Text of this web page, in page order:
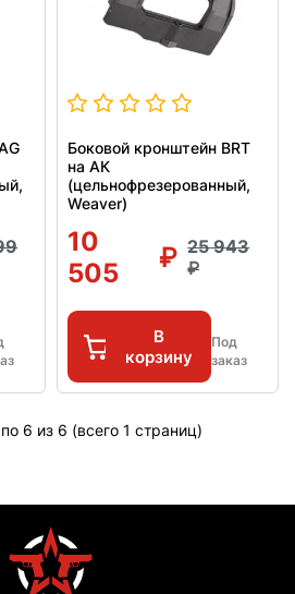
Боковой кронштейн BRT
на АК
(цельнофрезерованный,
Weaver)
10
505
25 943
В
корзину
Под
заказ
6 из 6 (всего 1 страниц)